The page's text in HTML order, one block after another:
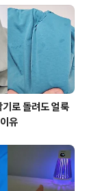
로 돌려도 얼룩
유